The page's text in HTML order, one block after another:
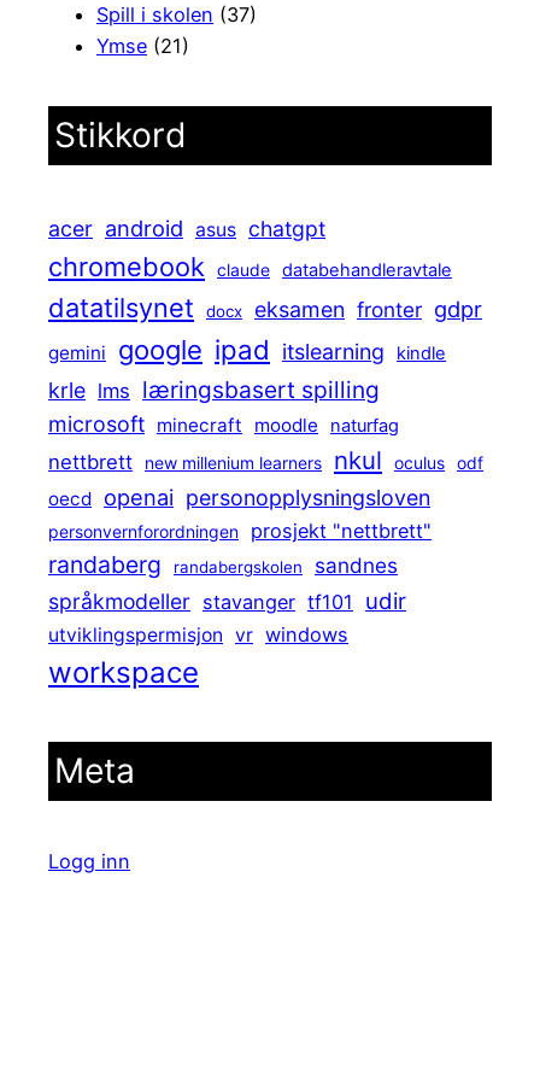
Spill i skolen (37)
Ymse (21)
Stikkord
acer android asus chatgpt
chromebook claude databehandleravtale
datatilsynet docx eksamen fronter gdpr
gemini google ipad itslearning kindle
krle lms læringsbasert spilling
microsoft minecraft moodle naturfag
nettbrett new millenium learners nkul oculus odf
oecd openai personopplysningsloven
personvernforordningen prosjekt "nettbrett"
randaberg randabergskolen
sandnes
språkmodeller stavanger tf101 udir
utviklingspermisjon vr windows
workspace
Meta
Logg inn